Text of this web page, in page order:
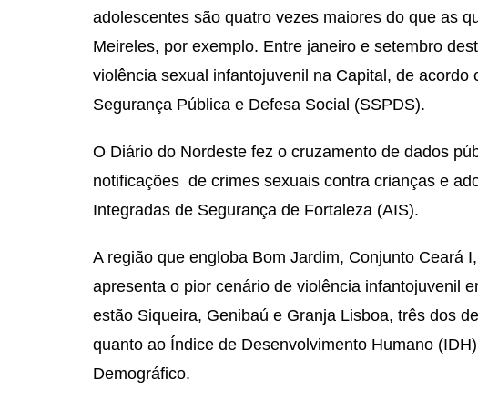
adolescentes são quatro vezes maiores do que as
Meireles, por exemplo. Entre janeiro e setembro
violência sexual infantojuvenil na Capital, de acordo
Segurança Pública e Defesa Social (SSPDS).
O Diário do Nordeste fez o cruzamento de dados
notificações de crimes sexuais contra crianças e
Integradas de Segurança de Fortaleza (AIS).
A região que engloba Bom Jardim, Conjunto Ceará
apresenta o pior cenário de violência infantojuvenil
estão Siqueira, Genibaú e Granja Lisboa, três dos
quanto ao Índice de Desenvolvimento Humano
Demográfico.